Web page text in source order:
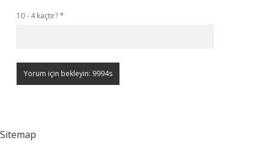
10 - 4 kaçtır?*
Sitemap